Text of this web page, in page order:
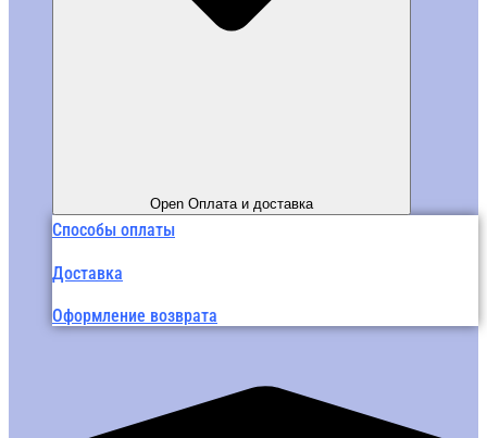
Open Оплата и доставка
Способы оплаты
Доставка
Оформление возврата